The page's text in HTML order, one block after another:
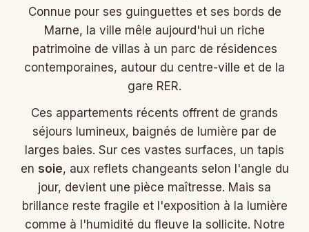
Connue pour ses guinguettes et ses bords de
Marne, la ville mêle aujourd'hui un riche
patrimoine de villas à un parc de résidences
contemporaines, autour du centre-ville et de la
gare RER.
Ces appartements récents offrent de grands
séjours lumineux, baignés de lumière par de
larges baies. Sur ces vastes surfaces, un tapis
en soie, aux reflets changeants selon l'angle du
jour, devient une pièce maîtresse. Mais sa
brillance reste fragile et l'exposition à la lumière
comme à l'humidité du fleuve la sollicite. Notre